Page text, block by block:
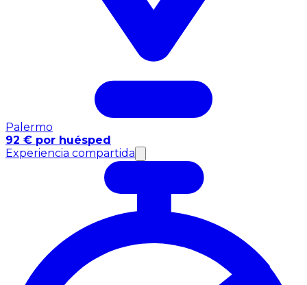
Palermo
92 € por huésped
Experiencia compartida